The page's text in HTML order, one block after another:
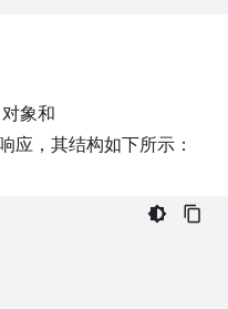
对象和
应，其结构如下所示：